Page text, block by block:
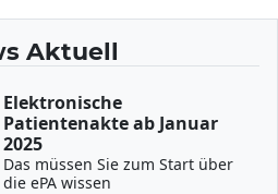
Aktuell
Elektronische
Patientenakte ab Januar
2025
Das müssen Sie zum Start über
die ePA wissen